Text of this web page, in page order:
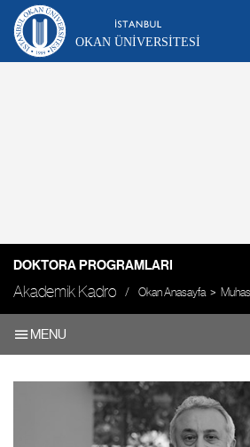
OKAN ÜNIVERSITESI
DOKTORA PROGRAMLARI
Akademik Kadro Okan Anasayfa
MENU